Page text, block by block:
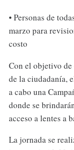
• Personas de
marzo para
costo
Con el objetivo
de la ciudadanía,
a cabo una
donde se
acceso a lentes a
La jornada se